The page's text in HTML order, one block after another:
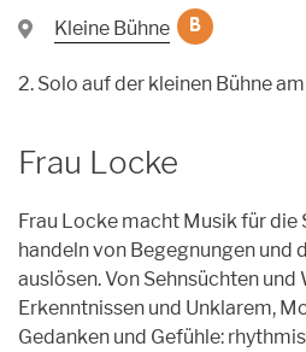
Förderung
Orte
Anmeldungen
Kleine Bühne
B
2. Solo auf der kleinen Bühne
Frau Locke
Frau Locke macht Musik für die
handeln von Begegnungen und
auslösen. Von Sehnsüchten und
Erkenntnissen und Unklarem,
Gedanken und Gefühle: